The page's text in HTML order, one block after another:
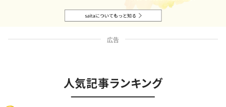
広告
人気記事ランキング